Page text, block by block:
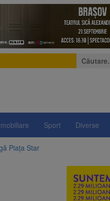
Caută
după:
Sport Diverse
Piața Star
energie. Nivelul Dunării a început
timpul nopții, nu oprirea